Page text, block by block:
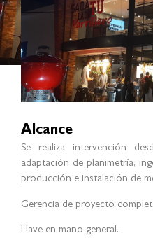
Alcance
Se realiza intervención
adaptación de planimetría,
producción e instalación de
Gerencia de proyecto
Llave en mano general.